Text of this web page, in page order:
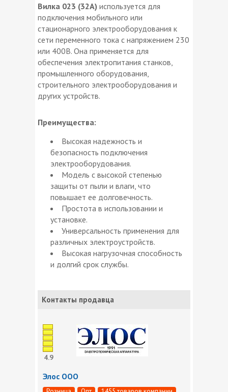
Вилка 023 (32А) используется для
подключения мобильного или
стационарного электрооборудования к
сети переменного тока с напряжением 230
или 400В. Она применяется для
обеспечения электропитания станков,
промышленного оборудования,
строительного электрооборудования и
других устройств.
Преимущества:
Высокая надежность и
безопасность подключения
электрооборудования.
Модель с высокой степенью
защиты от пыли и влаги, что
повышает ее долговечность.
Простота в использовании и
установке.
Универсальность применения для
различных электроустройств.
Высокая нагрузочная способность
и долгий срок службы.
Контакты продавца
4.9
Элос ООО